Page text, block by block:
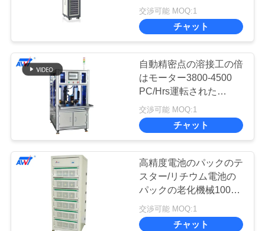
い
て
見
精密点の溶接工
10
電池および細胞の試
25
ランス システム
交渉可能 MOQ:1
チャット
自動精密点の溶接工の倍
はモーター3800-4500
PC/Hrs運転された
18650 32650味方した
交渉可能 MOQ:1
チャット
高精度電池のパックのテ
スター/リチウム電池の
パックの老化機械100V
60A
交渉可能 MOQ:1
チャット